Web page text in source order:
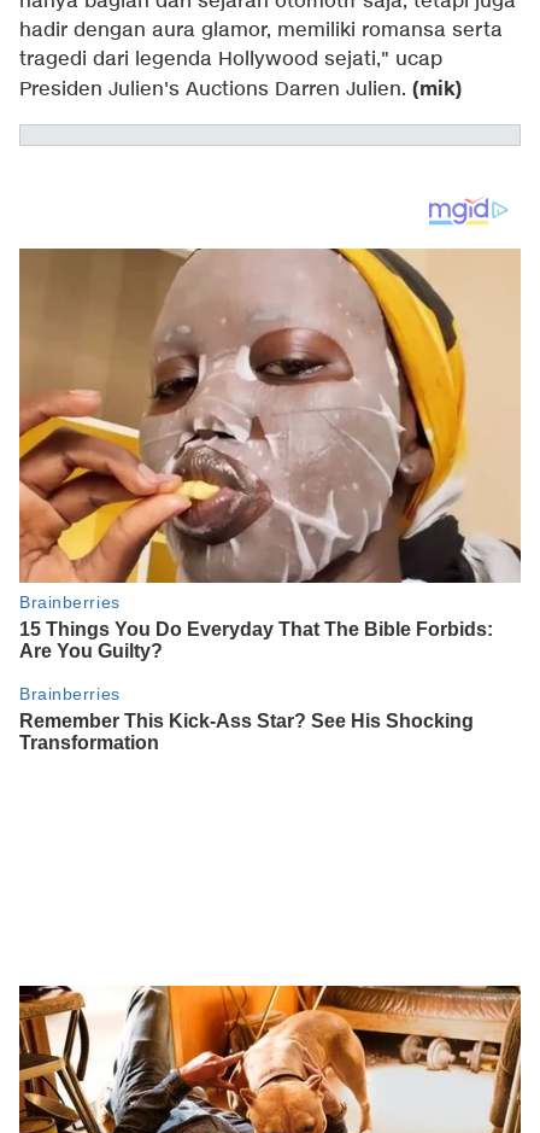
hadir dengan aura glamor, memiliki romansa serta
tragedi dari legenda Hollywood sejati," ucap
Presiden Julien's Auctions Darren Julien. (mik)